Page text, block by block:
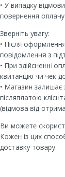
• У випадку
повернення
Зверніть увагу:
• Після
повідомлення з
• При здійсненні
квитанцію чи чек
• Магазин залишає
післяплатою
(відмова від
Ви можете
Кожен із цих
доставку товару.